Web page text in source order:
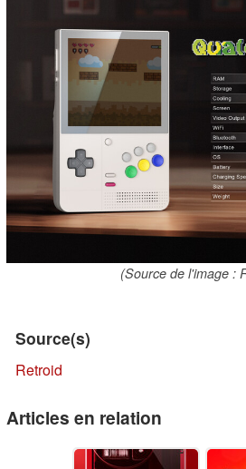
(Source de l'image :
Source(s)
Retroid
Articles en relation